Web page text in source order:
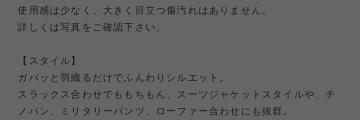
使用感は少なく、大きく目立つ傷汚れはありません。
詳しくは写真をご確認下さい。
【スタイル】
ガバッと羽織るだけでふんわりシルエット。
スラックス合わせでももちもん、スーツジャケットスタイルや、チ
ノパン、ミリタリーパンツ、ローファー合わせにも抜群。